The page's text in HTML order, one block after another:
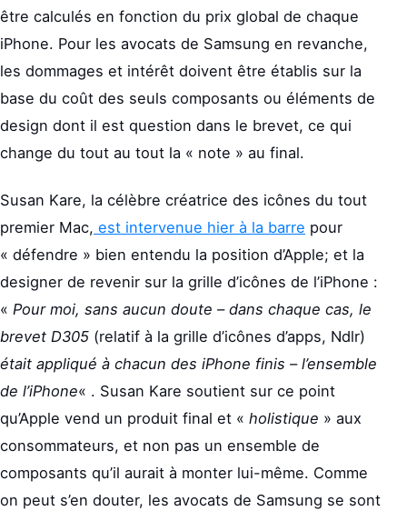
être calculés en fonction du prix global de chaque
iPhone. Pour les avocats de Samsung en revanche,
les dommages et intérêt doivent être établis sur la
base du coût des seuls composants ou éléments de
design dont il est question dans le brevet, ce qui
change du tout au tout la « note » au final.
Susan Kare, la célèbre créatrice des icônes du tout
premier Mac, est intervenue hier à la barre pour
« défendre » bien entendu la position d’Apple; et la
designer de revenir sur la grille d’icônes de l’iPhone :
« Pour moi, sans aucun doute – dans chaque cas, le
brevet D305 (relatif à la grille d’icônes d’apps, Ndlr)
était appliqué à chacun des iPhone finis – l’ensemble
de l’iPhone« . Susan Kare soutient sur ce point
qu’Apple vend un produit final et « holistique » aux
consommateurs, et non pas un ensemble de
composants qu’il aurait à monter lui-même. Comme
on peut s’en douter, les avocats de Samsung se sont